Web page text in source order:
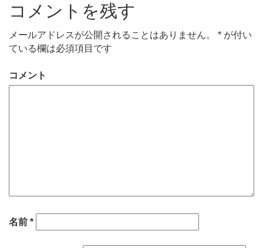
コメントを残す
メールアドレスが公開されることはありません。 * が付い
ている欄は必須項目です
コメント
名前 *